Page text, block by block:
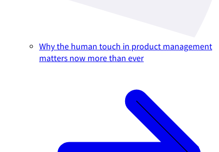
Why the human touch in product management
matters now more than ever